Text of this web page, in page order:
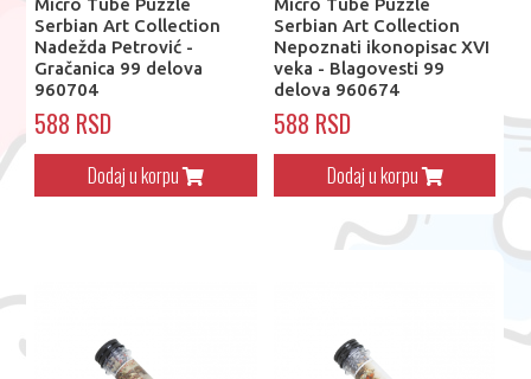
Micro Tube Puzzle
Serbian Art Collection
Nadežda Petrović -
Gračanica 99 delova
960704
588 RSD
Dodaj u korpu
Micro Tube Puzzle
Serbian Art Collection
Nepoznati ikonopisac XVI
veka - Blagovesti 99
delova 960674
588 RSD
Dodaj u korpu